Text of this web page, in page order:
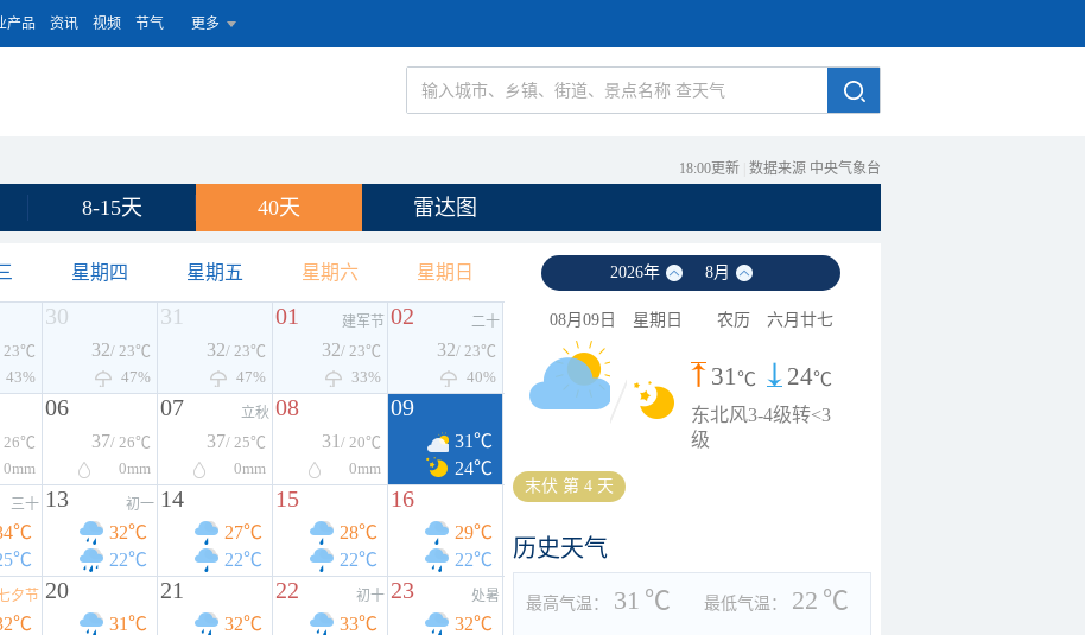
产品 资讯 视频 节气 更多
18:00更新 数据来源 中央气象台
8-15天 40天 雷达图
星期四 星期五 星期六 星期日
23℃
43%
30
32/ 23℃
47%
31
32/ 23℃
47%
01 建军节
32/ 23℃
33%
02 二十
32/ 23℃
40%
26℃
0mm
06
37/ 26℃
0mm
07 立秋
37/ 25℃
0mm
08
31 / 20℃
0mm
09
31℃
24℃
三十 13 初一
32℃
22℃
14
27℃
22℃
15
28℃
22℃
16
29℃
22℃
夕节 20
31℃
21
32℃
22 初十
33℃
23 处暑
32℃
2026年 8月
08月09日 星期日 农历 六月廿七
31℃ 24℃
东北风3-4级转<3
级
末伏 第 4 天
历史天气
最高气温： 31 ℃ 最低气温： 22 ℃